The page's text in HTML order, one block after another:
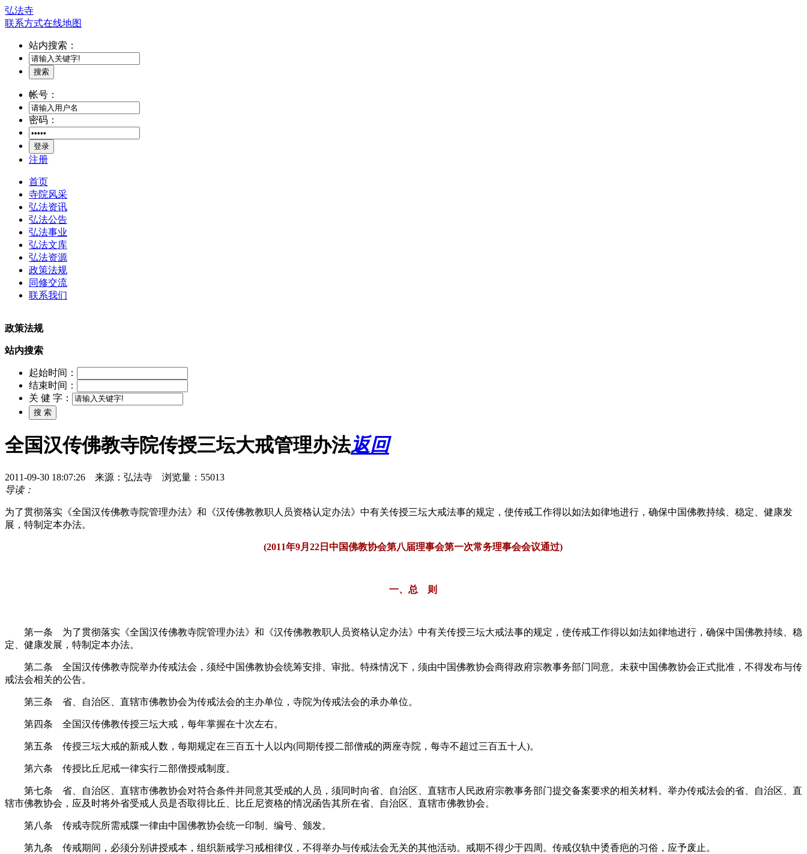
弘法寺
联系方式在线地图
站内搜索：
搜索
帐号：
密码：
登录
注册
首页
寺院风采
弘法资讯
弘法公告
弘法事业
弘法文库
弘法资源
政策法规
同修交流
联系我们
政策法规
站内搜索
起始时间：
结束时间：
关 健 字：
全国汉传佛教寺院传授三坛大戒管理办法返回
2011-09-30 18:07:26 来源：弘法寺 浏览量：55013
导读：
为了贯彻落实《全国汉传佛教寺院管理办法》和《汉传佛教教职人员资格认定办法》中有关传授三坛大戒法事的规定，使传戒工作得以如法如律地进行，确保中国佛教持续、稳定、健康发
展，特制定本办法。
(2011年9月22日中国佛教协会第八届理事会第一次常务理事会会议通过)
一、总 则
第一条 为了贯彻落实《全国汉传佛教寺院管理办法》和《汉传佛教教职人员资格认定办法》中有关传授三坛大戒法事的规定，使传戒工作得以如法如律地进行，确保中国佛教持续、稳
定、健康发展，特制定本办法。
第二条 全国汉传佛教寺院举办传戒法会，须经中国佛教协会统筹安排、审批。特殊情况下，须由中国佛教协会商得政府宗教事务部门同意。未获中国佛教协会正式批准，不得发布与传
戒法会相关的公告。
第三条 省、自治区、直辖市佛教协会为传戒法会的主办单位，寺院为传戒法会的承办单位。
第四条 全国汉传佛教传授三坛大戒，每年掌握在十次左右。
第五条 传授三坛大戒的新戒人数，每期规定在三百五十人以内(同期传授二部僧戒的两座寺院，每寺不超过三百五十人)。
第六条 传授比丘尼戒一律实行二部僧授戒制度。
第七条 省、自治区、直辖市佛教协会对符合条件并同意其受戒的人员，须同时向省、自治区、直辖市人民政府宗教事务部门提交备案要求的相关材料。举办传戒法会的省、自治区、直
辖市佛教协会，应及时将外省受戒人员是否取得比丘、比丘尼资格的情况函告其所在省、自治区、直辖市佛教协会。
第八条 传戒寺院所需戒牒一律由中国佛教协会统一印制、编号、颁发。
第九条 传戒期间，必须分别讲授戒本，组织新戒学习戒相律仪，不得举办与传戒法会无关的其他活动。戒期不得少于四周。传戒仪轨中烫香疤的习俗，应予废止。